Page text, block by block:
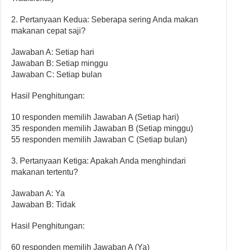
2. Pertanyaan Kedua: Seberapa sering Anda makan
makanan cepat saji?
Jawaban A: Setiap hari
Jawaban B: Setiap minggu
Jawaban C: Setiap bulan
Hasil Penghitungan:
10 responden memilih Jawaban A (Setiap hari)
35 responden memilih Jawaban B (Setiap minggu)
55 responden memilih Jawaban C (Setiap bulan)
3. Pertanyaan Ketiga: Apakah Anda menghindari
makanan tertentu?
Jawaban A: Ya
Jawaban B: Tidak
Hasil Penghitungan:
60 responden memilih Jawaban A (Ya)